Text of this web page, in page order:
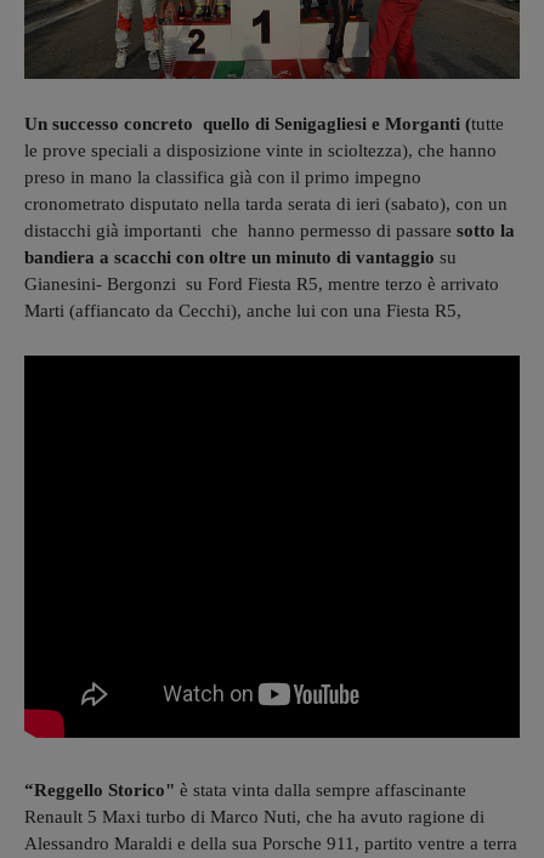
Un successo concreto quello di Senigagliesi e Morganti (tutte
le prove speciali a disposizione vinte in scioltezza), che hanno
preso in mano la classifica già con il primo impegno
cronometrato disputato nella tarda serata di ieri (sabato), con un
distacchi già importanti che hanno permesso di passare sotto la
bandiera a scacchi con oltre un minuto di vantaggio su
Gianesini- Bergonzi su Ford Fiesta R5, mentre terzo è arrivato
Marti (affiancato da Cecchi), anche lui con una Fiesta R5,
“Reggello Storico" è stata vinta dalla sempre affascinante
Renault 5 Maxi turbo di Marco Nuti, che ha avuto ragione di
Alessandro Maraldi e della sua Porsche 911, partito ventre a terra